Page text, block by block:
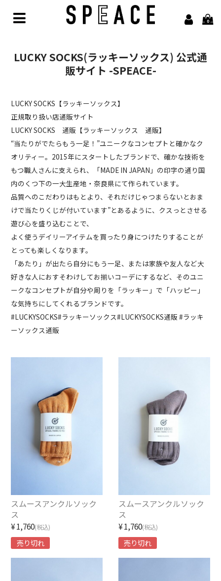
0
asics【アシックス】
awasa【アワサ】
BARAILLE＆GARMENTS【バライルアンドガーメンツ】
凹凸bocodeco【ボコデコ 】
COMESANDGOES【カムズアンドゴーズ】
COTTON PAN【コットンパン】
crepuscule【クレプスキュール】
DOEK【ドゥック】
Garden of eden【ガーデン オブ エデン】
INTERIM【インテリム】
ITTI【イッチ】
LUCKY SOCKS【ラッキーソックス】
LIFiLL【リフィル】
NEZU YOHIN TEN【ネズヨウヒンテン】
New balnace【ニューバランス】
ORuKuBET【オルクベット】
LUCKY SOCKS(ラッキーソックス) 公式通
販サイト -SPEACE-
LUCKY SOCKS【ラッキーソックス】
正規取り扱い店通販サイト
LUCKY SOCKS 通販【ラッキーソックス 通販】
“当たりがでたらもう一足！”ユニークなコンセプトと確かなク
オリティー。2015年にスタートしたブランドで、確かな技術を
もつ職人さんに支えられ、「MADE IN JAPAN」の印字の通り国
内のくつ下の一大生産地・奈良県にて作られています。
品質へのこだわりはもとより、それだけじゃつまらないとおま
けで当たりくじが付いています”とあるように、クスっとさせる
遊び心を盛り込むことで、
よく使うデイリーアイテムを買ったり身につけたりすることが
とっても楽しくなります。
「あたり」が出たら自分にもう一足、または家族や友人など大
好きな人におすそわけしてお揃いコーデにするなど、そのユニ
ークなコンセプトが自分や周りを「ラッキー」で「ハッピー」
な気持ちにしてくれるブランドです。
#LUCKYSOCKS#ラッキーソックス#LUCKYSOCKS通販 #ラッキ
ーソックス通販
スムースアンクルソック
ス
¥1,760(税込)
売り切れ
スムースアンクルソック
ス
¥1,760(税込)
売り切れ